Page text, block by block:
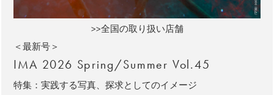
>>全国の取り扱い店舗
＜最新号＞
IMA 2026 Spring/Summer Vol.45
特集：実践する写真、探求としてのイメージ